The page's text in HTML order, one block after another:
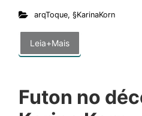
arqToque, §KarinaKorn
Leia+Mais
Futon no